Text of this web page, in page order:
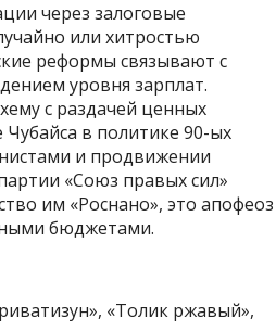
через залоговые
или хитростью
реформы связывают с
уровня зарплат.
с раздачей ценных
в политике 90-ых
и продвижении
«Союз правых сил»
им «Роснано», это апофеоз
бюджетами.
«Толик ржавый»,